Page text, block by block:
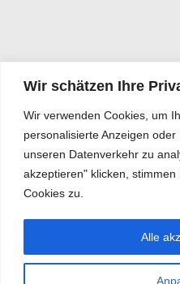
Wir schätzen Ihre
Wir verwenden Cookies, um
personalisierte Anzeigen
unseren Datenverkehr zu
akzeptieren" klicken, stimmen
Cookies zu.
Alle